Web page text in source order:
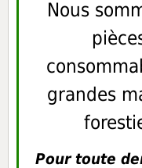
Nous
grandes
Pour toute